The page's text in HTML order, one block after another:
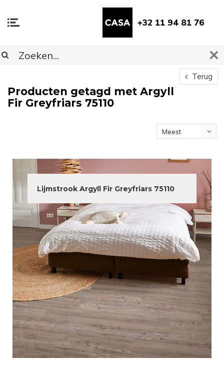
+32 11 94 81 76
Terug
Producten getagd met Argyll
Fir Greyfriars 75110
Meest
Lijmstrook Argyll Fir Greyfriars 75110